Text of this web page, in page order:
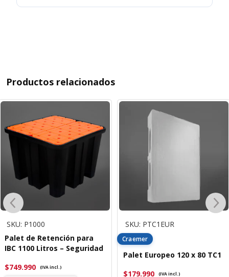
Productos relacionados
SKU: P1000
Palet de Retención para
IBC 1100 Litros – Seguridad
$749.990 (IVA incl.)
SKU: PTC1EUR
Craemer
Palet Europeo 120 x 80 TC1
$179.990 (IVA incl.)